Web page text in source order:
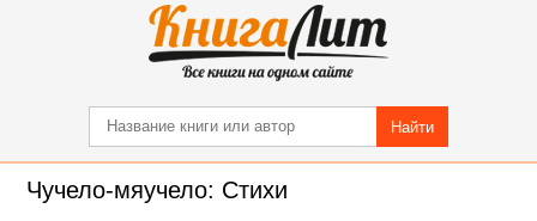
Найти
Чучело-мяучело: Стихи